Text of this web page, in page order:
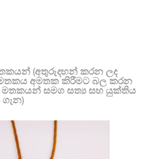
(අතුරුදහන් කරන ලද
අමතක කිරීමට බල කරන
මතකයන් සමග සත්‍ය සහ යුක්තිය